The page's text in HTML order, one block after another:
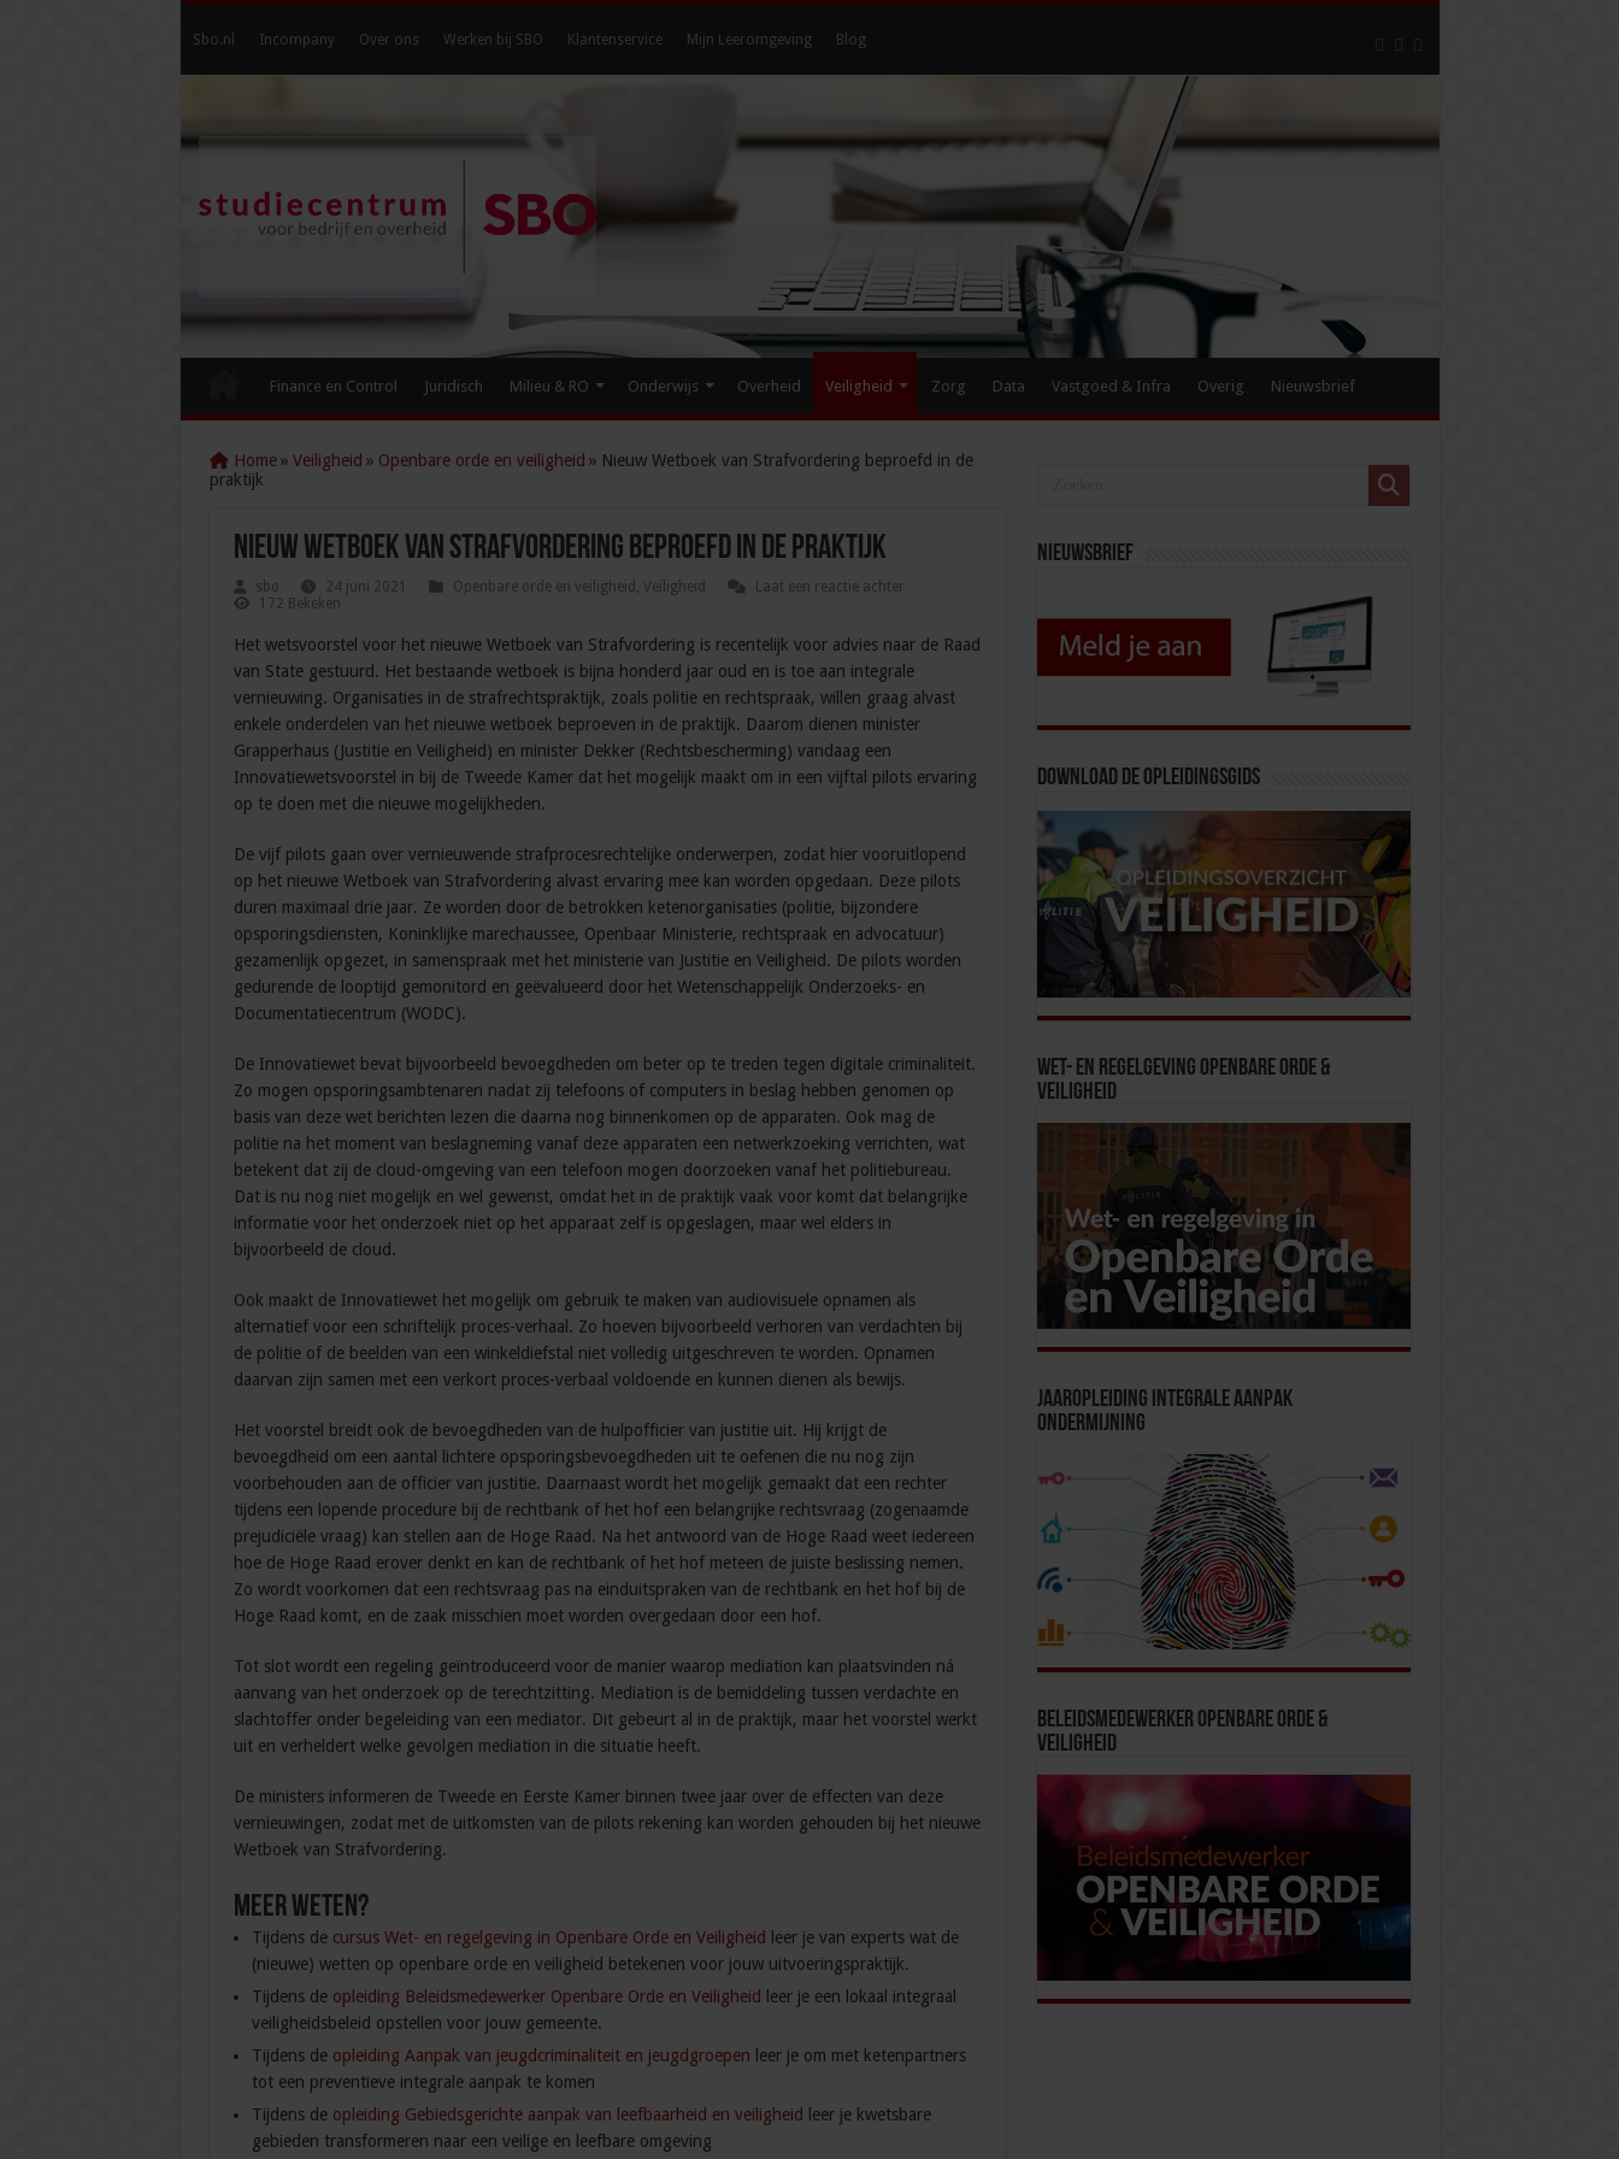
Sbo.nl Incompany Over ons Werken bij SBO Klantenservice Mijn Leeromgeving Blog
Finance en Control Juridisch Milieu & RO Onderwijs Overheid Veiligheid Zorg Data Vastgoed & Infra Overig Nieuwsbrief
Home » Veiligheid » Openbare orde en veiligheid » Nieuw Wetboek van Strafvordering beproefd in de
praktijk
Nieuw Wetboek van Strafvordering beproefd in de praktijk
sbo 24 juni 2021 Openbare orde en veiligheid , Veiligheid
Laat een reactie achter
172 Bekeken
Het wetsvoorstel voor het nieuwe Wetboek van Strafvordering is recentelijk voor advies naar de Raad
van State gestuurd. Het bestaande wetboek is bijna honderd jaar oud en is toe aan integrale
vernieuwing. Organisaties in de strafrechtspraktijk, zoals politie en rechtspraak, willen graag alvast
enkele onderdelen van het nieuwe wetboek beproeven in de praktijk. Daarom dienen minister
Grapperhaus (Justitie en Veiligheid) en minister Dekker (Rechtsbescherming) vandaag een
Innovatiewetsvoorstel in bij de Tweede Kamer dat het mogelijk maakt om in een vijftal pilots ervaring
op te doen met die nieuwe mogelijkheden.
De vijf pilots gaan over vernieuwende strafprocesrechtelijke onderwerpen, zodat hier vooruitlopend
op het nieuwe Wetboek van Strafvordering alvast ervaring mee kan worden opgedaan. Deze pilots
duren maximaal drie jaar. Ze worden door de betrokken ketenorganisaties (politie, bijzondere
opsporingsdiensten, Koninklijke marechaussee, Openbaar Ministerie, rechtspraak en advocatuur)
gezamenlijk opgezet, in samenspraak met het ministerie van Justitie en Veiligheid. De pilots worden
gedurende de looptijd gemonitord en geëvalueerd door het Wetenschappelijk Onderzoeks- en
Documentatiecentrum (WODC).
De Innovatiewet bevat bijvoorbeeld bevoegdheden om beter op te treden tegen digitale criminaliteit.
Zo mogen opsporingsambtenaren nadat zij telefoons of computers in beslag hebben genomen op
basis van deze wet berichten lezen die daarna nog binnenkomen op de apparaten. Ook mag de
politie na het moment van beslagneming vanaf deze apparaten een netwerkzoeking verrichten, wat
betekent dat zij de cloud-omgeving van een telefoon mogen doorzoeken vanaf het politiebureau.
Dat is nu nog niet mogelijk en wel gewenst, omdat het in de praktijk vaak voor komt dat belangrijke
informatie voor het onderzoek niet op het apparaat zelf is opgeslagen, maar wel elders in
bijvoorbeeld de cloud.
Ook maakt de Innovatiewet het mogelijk om gebruik te maken van audiovisuele opnamen als
alternatief voor een schriftelijk proces-verhaal. Zo hoeven bijvoorbeeld verhoren van verdachten bij
de politie of de beelden van een winkeldiefstal niet volledig uitgeschreven te worden. Opnamen
daarvan zijn samen met een verkort proces-verbaal voldoende en kunnen dienen als bewijs.
Het voorstel breidt ook de bevoegdheden van de hulpofficier van justitie uit. Hij krijgt de
bevoegdheid om een aantal lichtere opsporingsbevoegdheden uit te oefenen die nu nog zijn
voorbehouden aan de officier van justitie. Daarnaast wordt het mogelijk gemaakt dat een rechter
tijdens een lopende procedure bij de rechtbank of het hof een belangrijke rechtsvraag (zogenaamde
prejudiciële vraag) kan stellen aan de Hoge Raad. Na het antwoord van de Hoge Raad weet iedereen
hoe de Hoge Raad erover denkt en kan de rechtbank of het hof meteen de juiste beslissing nemen.
Zo wordt voorkomen dat een rechtsvraag pas na einduitspraken van de rechtbank en het hof bij de
Hoge Raad komt, en de zaak misschien moet worden overgedaan door een hof.
Tot slot wordt een regeling geïntroduceerd voor de manier waarop mediation kan plaatsvinden ná
aanvang van het onderzoek op de terechtzitting. Mediation is de bemiddeling tussen verdachte en
slachtoffer onder begeleiding van een mediator. Dit gebeurt al in de praktijk, maar het voorstel werkt
uit en verheldert welke gevolgen mediation in die situatie heeft.
De ministers informeren de Tweede en Eerste Kamer binnen twee jaar over de effecten van deze
vernieuwingen, zodat met de uitkomsten van de pilots rekening kan worden gehouden bij het nieuwe
Wetboek van Strafvordering.
Meer weten?
Tijdens de cursus Wet- en regelgeving in Openbare Orde en Veiligheid leer je van experts wat de
(nieuwe) wetten op openbare orde en veiligheid betekenen voor jouw uitvoeringspraktijk.
Tijdens de opleiding Beleidsmedewerker Openbare Orde en Veiligheid leer je een lokaal integraal
veiligheidsbeleid opstellen voor jouw gemeente.
Tijdens de opleiding Aanpak van jeugdcriminaliteit en jeugdgroepen leer je om met ketenpartners
tot een preventieve integrale aanpak te komen
Tijdens de opleiding Gebiedsgerichte aanpak van leefbaarheid en veiligheid leer je kwetsbare
gebieden transformeren naar een veilige en leefbare omgeving
Nieuwsbrief
Download de opleidingsgids
Wet- en Regelgeving Openbare Orde &
Veiligheid
Jaaropleiding Integrale Aanpak
Ondermijning
Beleidsmedewerker Openbare Orde &
Veiligheid